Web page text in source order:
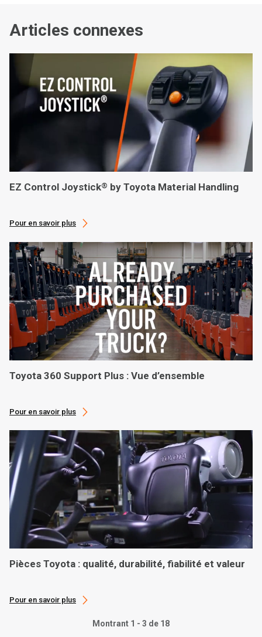
Articles connexes
EZ Control Joystick® by Toyota Material Handling
Pour en savoir plus
Toyota 360 Support Plus : Vue d’ensemble
Pour en savoir plus
Pièces Toyota : qualité, durabilité, fiabilité et valeur
Pour en savoir plus
Montrant 1 - 3 de 18